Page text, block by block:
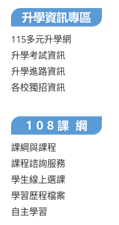
115多元升學網
升學考試資訊
升學進路資訊
各校獨招資訊
課綱與課程
課程諮詢服務
學生線上選課
學習歷程檔案
自主學習